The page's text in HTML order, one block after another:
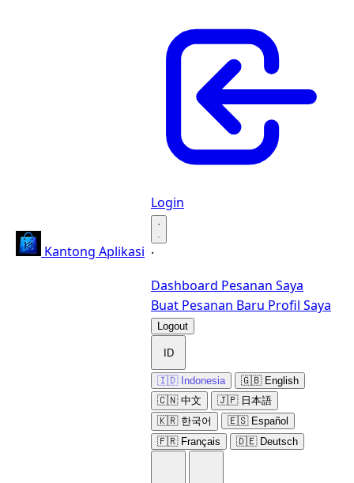
Kantong Aplikasi
Login
·
·
Dashboard Pesanan Saya
Buat Pesanan Baru Profil Saya
Logout
ID
🇮🇩 Indonesia
🇬🇧 English
🇨🇳 中文
🇯🇵 日本語
🇰🇷 한국어
🇪🇸 Español
🇫🇷 Français
🇩🇪 Deutsch